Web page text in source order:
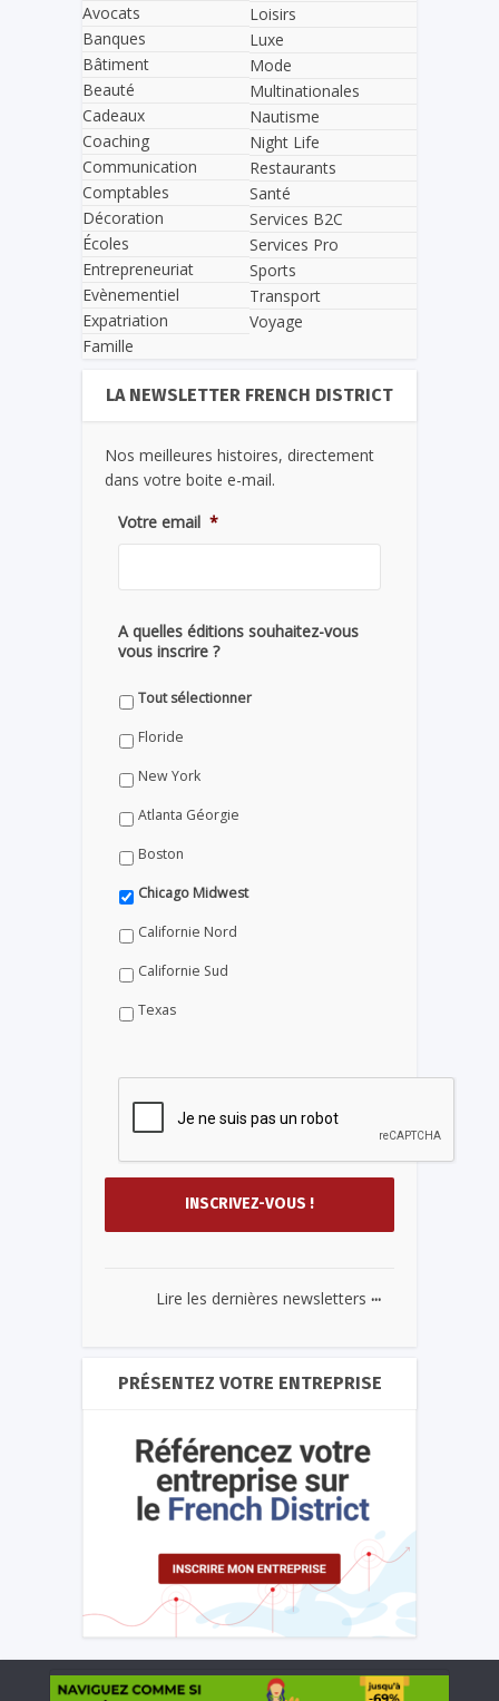
Avocats
Banques
Bâtiment
Beauté
Cadeaux
Coaching
Communication
Comptables
Décoration
Écoles
Entrepreneuriat
Evènementiel
Expatriation
Famille
Loisirs
Luxe
Mode
Multinationales
Nautisme
Night Life
Restaurants
Santé
Services B2C
Services Pro
Sports
Transport
Voyage
LA NEWSLETTER FRENCH DISTRICT
Nos meilleures histoires, directement
dans votre boite e-mail.
Votre email *
A quelles éditions souhaitez-vous
vous inscrire ?
Tout sélectionner
Floride
New York
Atlanta Géorgie
Boston
Chicago Midwest
Californie Nord
Californie Sud
Texas
Lire les dernières newsletters ...
PRÉSENTEZ VOTRE ENTREPRISE